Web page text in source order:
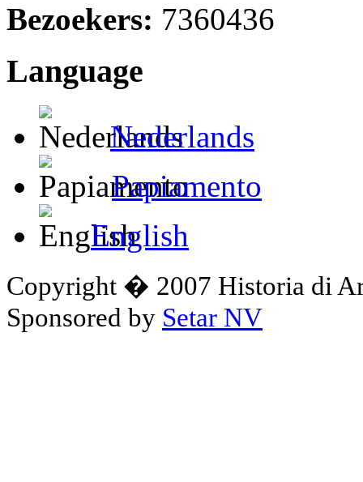
Bezoekers: 7360436
Language
Nederlands
Papiamento
English
Copyright � 2007 Historia di
Sponsored by Setar NV